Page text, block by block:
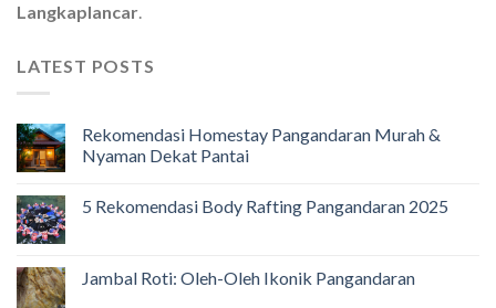
Langkaplancar.
LATEST POSTS
Rekomendasi Homestay Pangandaran Murah &
Nyaman Dekat Pantai
5 Rekomendasi Body Rafting Pangandaran 2025
Jambal Roti: Oleh-Oleh Ikonik Pangandaran